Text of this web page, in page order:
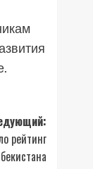
рейтинг